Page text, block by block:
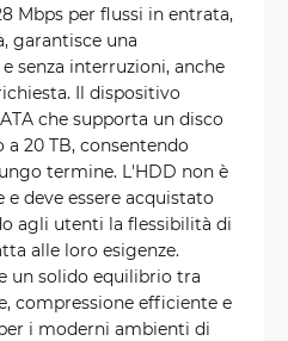
Mbps per flussi in entrata,
garantisce una
senza interruzioni, anche
Il dispositivo
che supporta un disco
20 TB, consentendo
termine. L'HDD non è
deve essere acquistato
agli utenti la flessibilità di
alle loro esigenze.
un solido equilibrio tra
compressione efficiente e
i moderni ambienti di